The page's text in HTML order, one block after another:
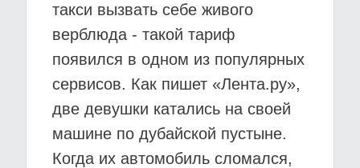
такси вызвать себе живого
верблюда - такой тариф
появился в одном из популярных
сервисов. Как пишет «Лента.ру»,
две девушки катались на своей
машине по дубайской пустыне.
Когда их автомобиль сломался,